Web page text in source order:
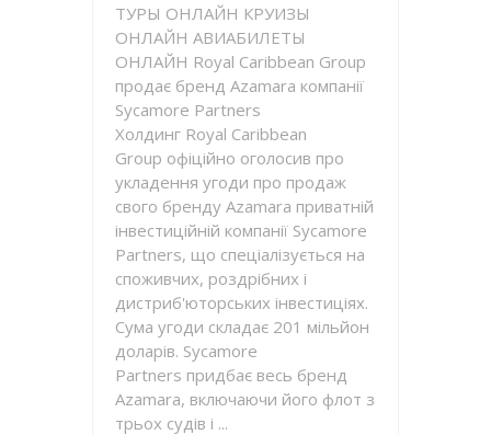
ТУРЫ ОНЛАЙН КРУИЗЫ
ОНЛАЙН АВИАБИЛЕТЫ
ОНЛАЙН Royal Caribbean Group
продає бренд Azamara компанії
Sycamore Partners
Холдинг Royal Caribbean
Group офіційно оголосив про
укладення угоди про продаж
свого бренду Azamara приватній
інвестиційній компанії Sycamore
Partners, що спеціалізується на
споживчих, роздрібних і
дистриб'юторських інвестиціях.
Сума угоди складає 201 мільйон
доларів. Sycamore
Partners придбає весь бренд
Azamara, включаючи його флот з
трьох судів і ...